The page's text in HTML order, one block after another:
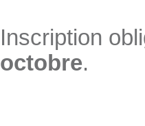
Inscription
octobre.